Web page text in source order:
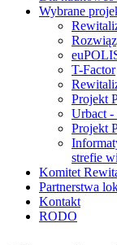
Wybrane
T-Factor
Projekt
Urbact -
Projekt
strefie
Komitet
Partnerstwa
Kontakt
RODO